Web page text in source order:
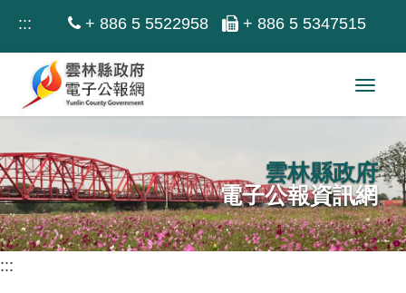
容
區
塊
::: + 886 5 5522958 + 886 5 5347515
雲林縣政府
電子公報資訊網
:::